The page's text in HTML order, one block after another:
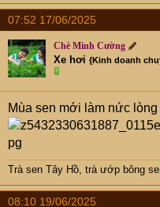
07:52 17/06/2025
Chè Minh Cường
Xe hơi {Kinh doanh
Mùa sen mới làm nức
Trà sen Tây Hồ, trà ướp bông
08:10 19/06/2025